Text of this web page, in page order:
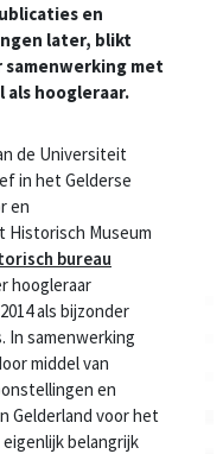
en
later, blikt
samenwerking met
als hoogleraar.
de Universiteit
in het Gelderse
en
Historisch Museum
bureau
hoogleraar
als bijzonder
In samenwerking
middel van
en
Gelderland voor het
belangrijk